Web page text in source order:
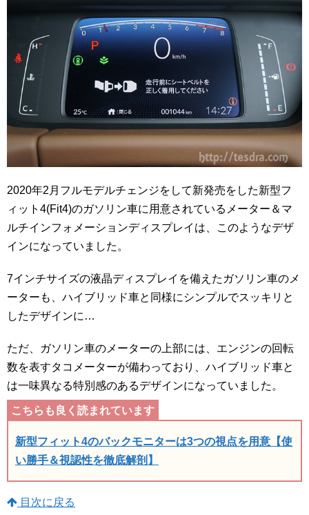
2020年2月フルモデルチェンジをして新発売をした新型フ
ィット4(Fit4)のガソリン車に用意されているメーター＆マ
ルチインフォメーションディスプレイは、このようなデザ
インになっていました。
7インチサイズの液晶ディスプレイを備えたガソリン車のメ
ーターも、ハイブリッド車と同様にシンプルでスッキリと
したデザインに…
ただ、ガソリン車のメーターの上部には、エンジンの回転
数を表すタコメーターが備わっており、ハイブリッド車と
は一味異なる特別感のあるデザインになっていました。
新型フィット4のバックモニターは3つの視点を用意【使
い勝手＆視認性を徹底解剖】
目次に戻る